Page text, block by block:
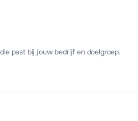
past bij jouw bedrijf en doelgroep.